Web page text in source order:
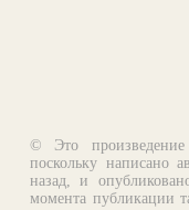
© Это произведение
поскольку написано
назад, и
момента публикации